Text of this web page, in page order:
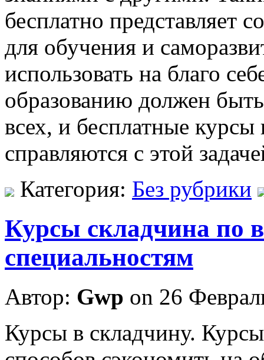
бесплатно представляет
для обучения и
использовать на благо
образованию должен
всех, и бесплатные курсы
справляются с этой
Категория: Без рубрики
Курсы складчина по
специальностям
Автор: Gwp on 26
Курсы в склaдчину.